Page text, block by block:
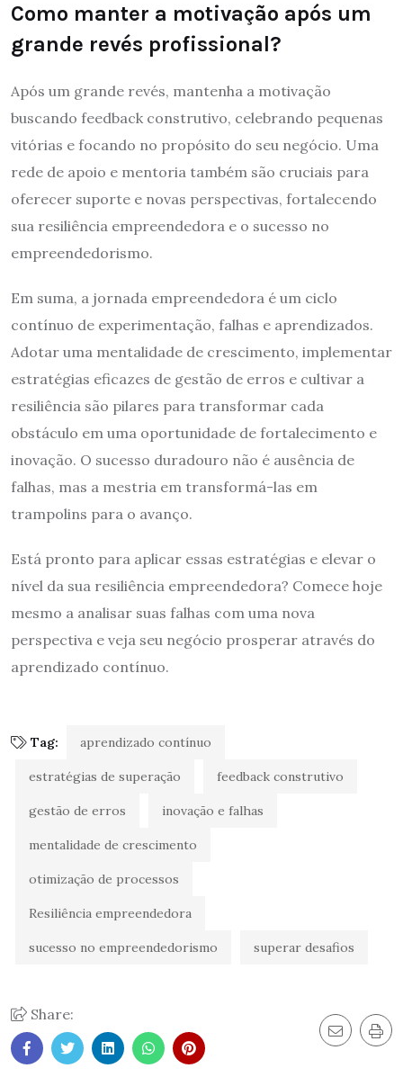
Como manter a motivação após um
grande revés profissional?
Após um grande revés, mantenha a motivação
buscando feedback construtivo, celebrando pequenas
vitórias e focando no propósito do seu negócio. Uma
rede de apoio e mentoria também são cruciais para
oferecer suporte e novas perspectivas, fortalecendo
sua resiliência empreendedora e o sucesso no
empreendedorismo.
Em suma, a jornada empreendedora é um ciclo
contínuo de experimentação, falhas e aprendizados.
Adotar uma mentalidade de crescimento, implementar
estratégias eficazes de gestão de erros e cultivar a
resiliência são pilares para transformar cada
obstáculo em uma oportunidade de fortalecimento e
inovação. O sucesso duradouro não é ausência de
falhas, mas a mestria em transformá-las em
trampolins para o avanço.
Está pronto para aplicar essas estratégias e elevar o
nível da sua resiliência empreendedora? Comece hoje
mesmo a analisar suas falhas com uma nova
perspectiva e veja seu negócio prosperar através do
aprendizado contínuo.
Tag: aprendizado contínuo
estratégias de superação feedback construtivo
gestão de erros inovação e falhas
mentalidade de crescimento
otimização de processos
Resiliência empreendedora
sucesso no empreendedorismo superar desafios
Share: